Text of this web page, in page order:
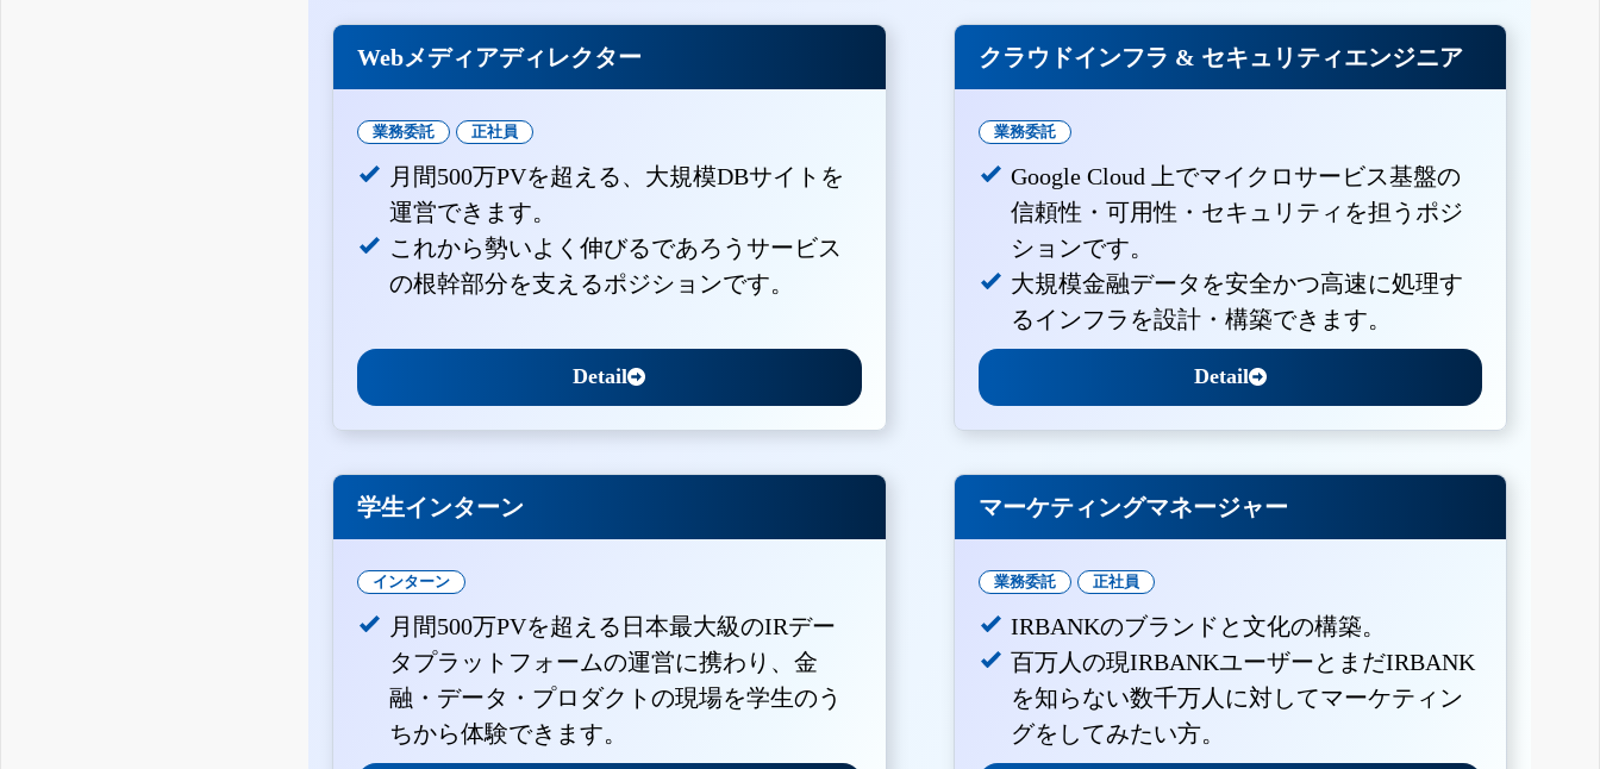
Webメディアディレクター
業務委託 正社員
月間500万PVを超える、大規模DBサイトを
運営できます。
これから勢いよく伸びるであろうサービス
の根幹部分を支えるポジションです。
Detail
クラウドインフラ & セキュリティエンジニア
業務委託
Google Cloud 上でマイクロサービス基盤の
信頼性・可用性・セキュリティを担うポジ
ションです。
大規模金融データを安全かつ高速に処理す
るインフラを設計・構築できます。
Detail
学生インターン
インターン
月間500万PVを超える日本最大級のIRデー
タプラットフォームの運営に携わり、金
融・データ・プロダクトの現場を学生のう
ちから体験できます。
マーケティングマネージャー
業務委託 正社員
IRBANKのブランドと文化の構築。
百万人の現IRBANKユーザーとまだIRBANK
を知らない数千万人に対してマーケティン
グをしてみたい方。